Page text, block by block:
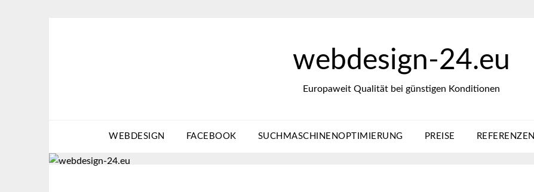
webdesign-24.eu
Europaweit Qualität bei günstigen Konditionen
WEBDESIGN FACEBOOK SUCHMASCHINENOPTIMIERUNG PREISE REFERENZEN